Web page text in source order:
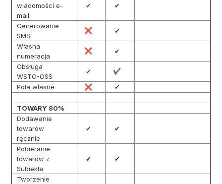
wiadomości e-
mail
✔ ✔
Generowanie
SMS
❌
✔
Własna
numeracja
❌
✔
Obsługa
WSTO-OSS
✔ ✔
Pola własne ❌ ✔
TOWARY 80%
Dodawanie
towarów
ręcznie
✔ ✔
Pobieranie
towarów z
Subiekta
✔ ✔
Tworzenie